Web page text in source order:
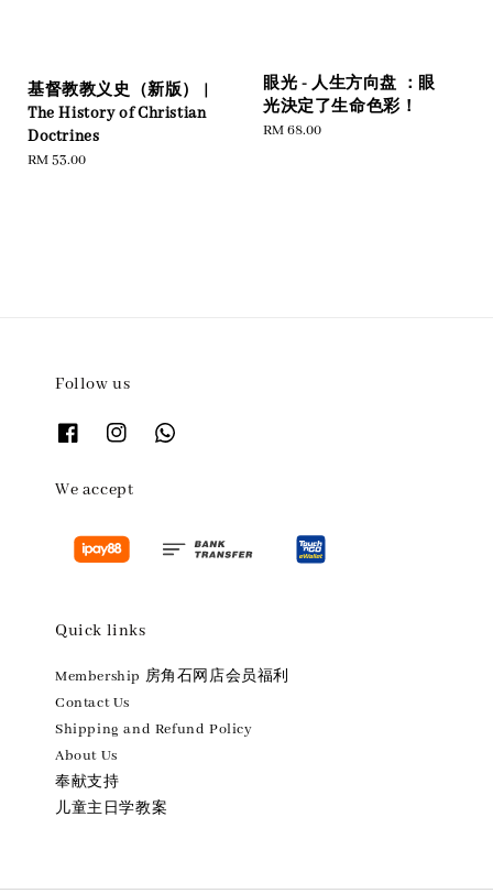
基督教教义史（新版） |
The History of Christian
Doctrines
Regular
RM 53.00
眼光 - 人生方向盘 ：眼
光決定了生命色彩！
Regular
RM 68.00
Follow us
We accept
Quick links
Membership 房角石网店会员福利
Contact Us
Shipping and Refund Policy
About Us
奉献支持
儿童主日学教案